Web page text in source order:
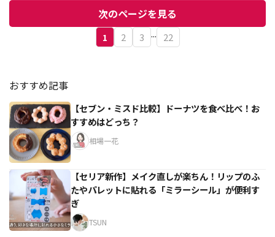
次のページを見る
1 2 3 ... 22
おすすめ記事
【セブン・ミスド比較】ドーナツを食べ比べ！お
すすめはどっち？
相場一花
【セリア新作】メイク直しが楽ちん！リップのふ
たやパレットに貼れる「ミラーシール」が便利す
ぎ
TSUN